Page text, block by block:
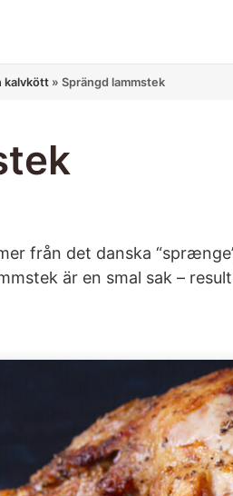
kalvkött » Sprängd lammstek
från det danska
är en smal sak –